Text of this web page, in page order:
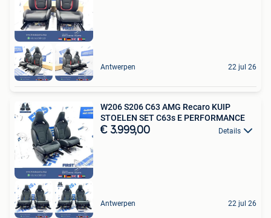
Antwerpen 22 jul 26
W206 S206 C63 AMG Recaro KUIP
STOELEN SET C63s E PERFORMANCE
€ 3.999,00 Details
Antwerpen 22 jul 26